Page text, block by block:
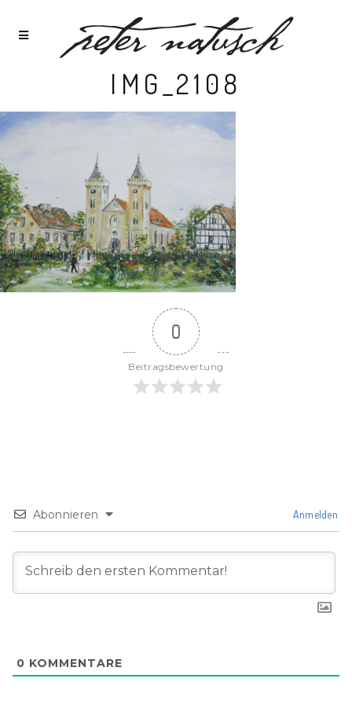
IMG_2108
0
Beitragsbewertung
Abonnieren Anmelden
0 KOMMENTARE